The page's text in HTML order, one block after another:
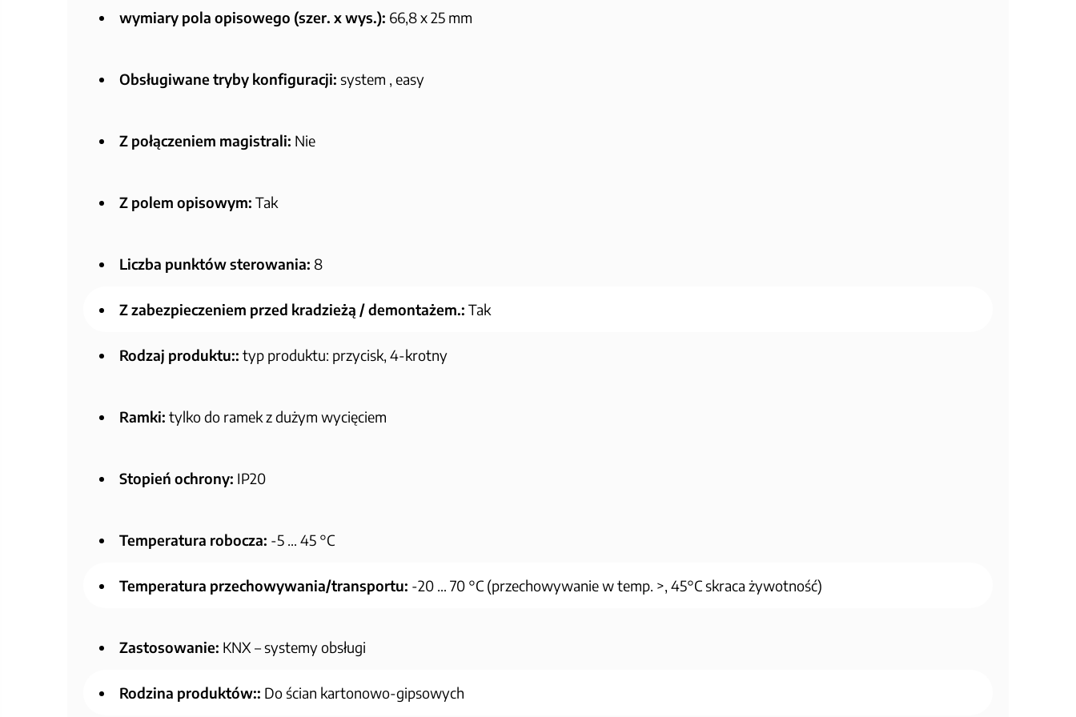
wymiary pola opisowego (szer. x wys.): 66,8 x 25 mm
Obsługiwane tryby konfiguracji: system , easy
Z połączeniem magistrali: Nie
Z polem opisowym: Tak
Liczba punktów sterowania: 8
Z zabezpieczeniem przed kradzieżą / demontażem.: Tak
Rodzaj produktu:: typ produktu: przycisk, 4-krotny
Ramki: tylko do ramek z dużym wycięciem
Stopień ochrony: IP20
Temperatura robocza: -5 … 45 °C
Temperatura przechowywania/transportu: -20 … 70 °C (przechowywanie w temp. >, 45°C skraca żywotność)
Zastosowanie: KNX – systemy obsługi
Rodzina produktów:: Do ścian kartonowo-gipsowych